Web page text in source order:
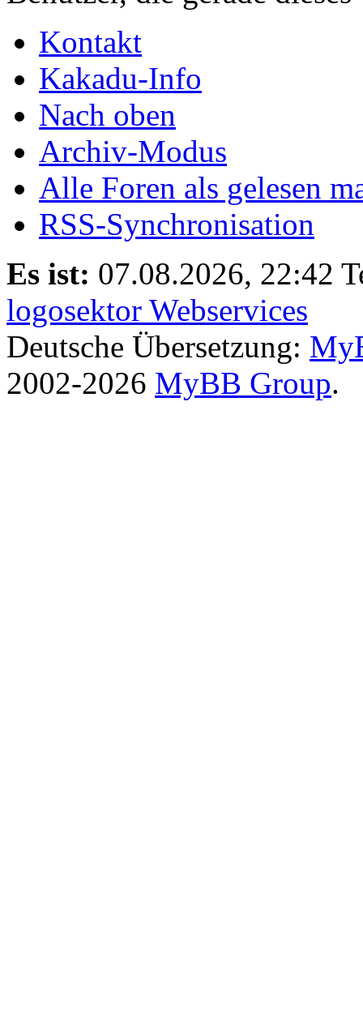
Kontakt
Kakadu-Info
Nach oben
Archiv-Modus
Alle Foren als gelesen
RSS-Synchronisation
Es ist: 07.08.2026, 22:42
logosektor Webservices
Deutsche Übersetzung:
2002-2026 MyBB Group.